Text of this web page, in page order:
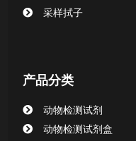
动物检测试剂
采样拭子
产品分类
动物检测试剂
动物检测试剂盒